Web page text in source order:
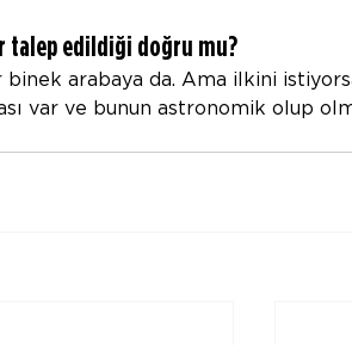
talep edildiği doğru mu?
binek arabaya da. Ama ilkini
var ve bunun astronomik olup